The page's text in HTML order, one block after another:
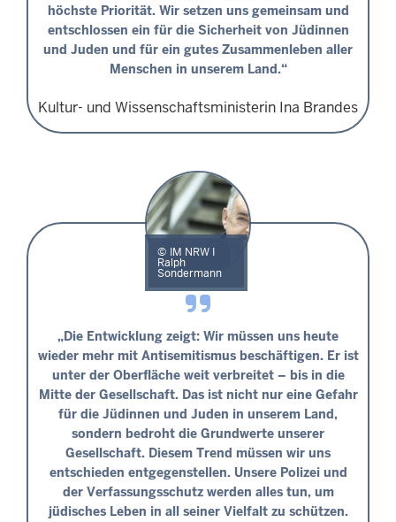
höchste Priorität. Wir setzen uns gemeinsam und
entschlossen ein für die Sicherheit von Jüdinnen
und Juden und für ein gutes Zusammenleben aller
Menschen in unserem Land.“
Kultur- und Wissenschaftsministerin Ina Brandes
IM NRW I
Ralph
Sondermann
„Die Entwicklung zeigt: Wir müssen uns heute
wieder mehr mit Antisemitismus beschäftigen. Er ist
unter der Oberfläche weit verbreitet – bis in die
Mitte der Gesellschaft. Das ist nicht nur eine Gefahr
für die Jüdinnen und Juden in unserem Land,
sondern bedroht die Grundwerte unserer
Gesellschaft. Diesem Trend müssen wir uns
entschieden entgegenstellen. Unsere Polizei und
der Verfassungsschutz werden alles tun, um
jüdisches Leben in all seiner Vielfalt zu schützen.